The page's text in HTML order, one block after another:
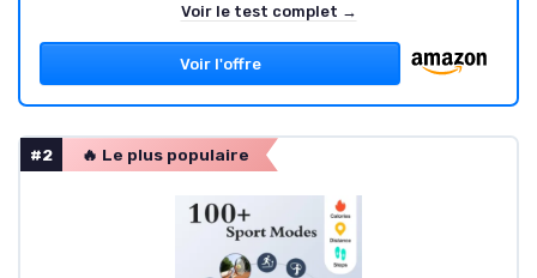
Voir le test complet →
Voir l'offre
#2 🔥 Le plus populaire